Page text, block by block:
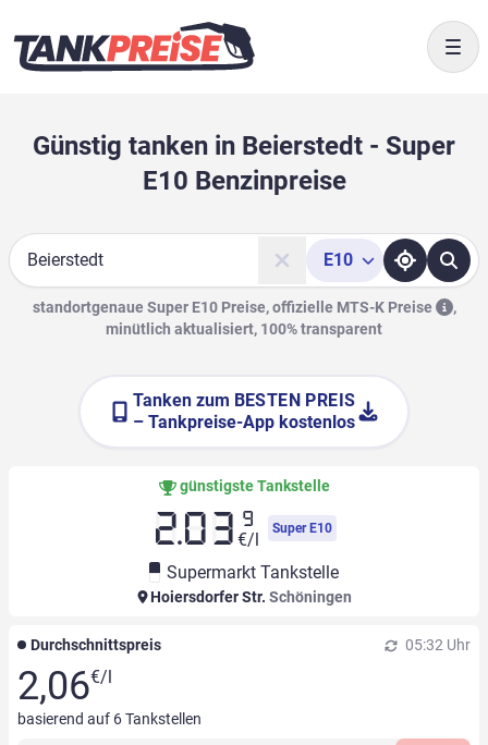
Günstig tanken in Beierstedt - Super
E10 Benzinpreise
Suche
E10
standortgenaue Super E10 Preise, offizielle MTS-K Preise
,
minütlich aktualisiert, 100% transparent
Tanken zum BESTEN PREIS
– Tankpreise-App kostenlos
günstigste Tankstelle
2.03 9
€/l
Super E10
Supermarkt Tankstelle
Hoiersdorfer Str. Schöningen
Durchschnittspreis 05:32 Uhr
2,06€/l
basierend auf 6Tankstellen